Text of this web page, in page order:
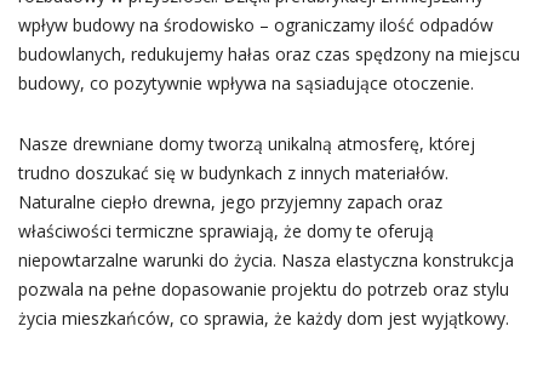
wpływ budowy na środowisko – ograniczamy ilość odpadów
budowlanych, redukujemy hałas oraz czas spędzony na miejscu
budowy, co pozytywnie wpływa na sąsiadujące otoczenie.
Nasze drewniane domy tworzą unikalną atmosferę, której
trudno doszukać się w budynkach z innych materiałów.
Naturalne ciepło drewna, jego przyjemny zapach oraz
właściwości termiczne sprawiają, że domy te oferują
niepowtarzalne warunki do życia. Nasza elastyczna konstrukcja
pozwala na pełne dopasowanie projektu do potrzeb oraz stylu
życia mieszkańców, co sprawia, że każdy dom jest wyjątkowy.